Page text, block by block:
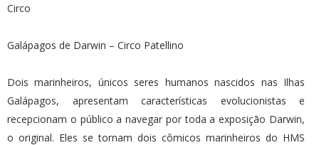
Circo
Galápagos de Darwin – Circo Patellino
Dois marinheiros, únicos seres humanos nascidos nas Ilhas
Galápagos, apresentam características evolucionistas e
recepcionam o público a navegar por toda a exposição Darwin,
o original. Eles se tornam dois cômicos marinheiros do HMS